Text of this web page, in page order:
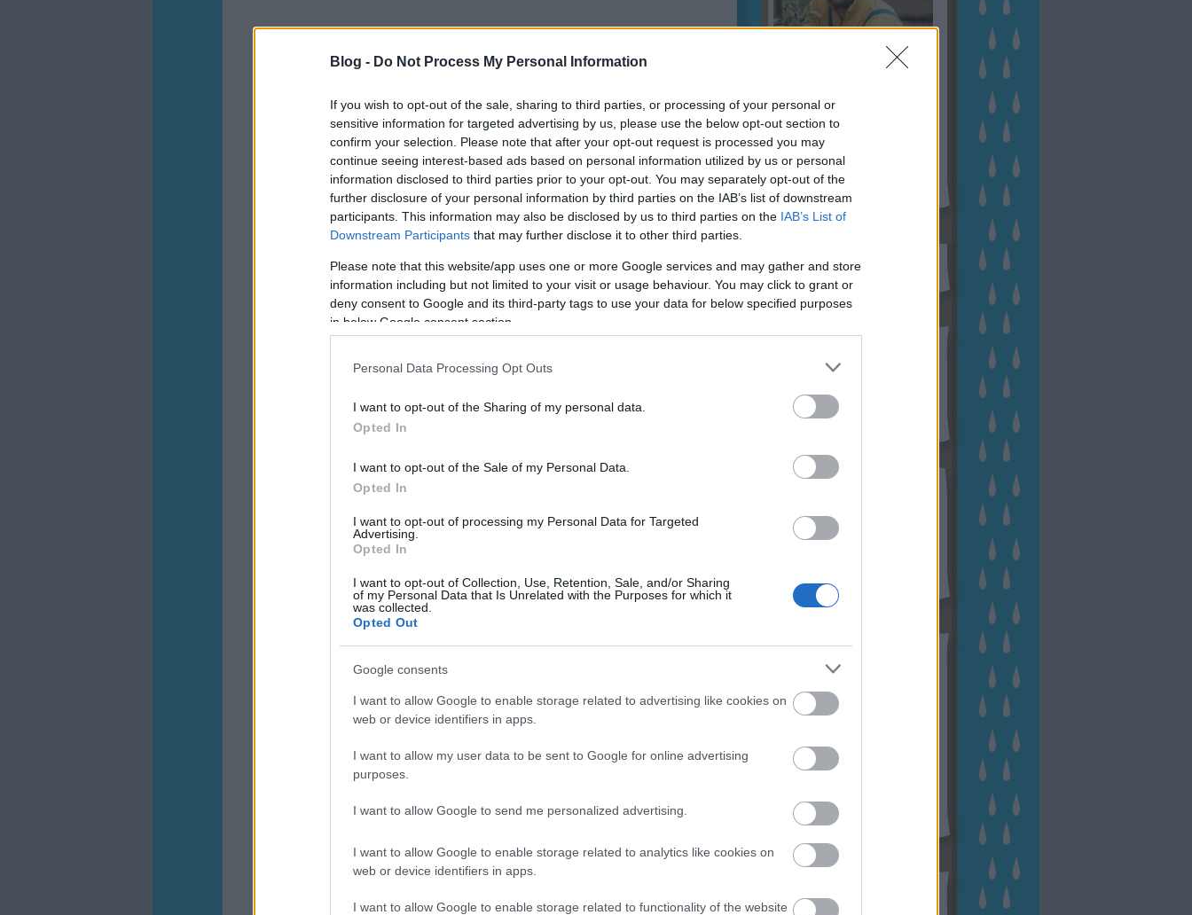
Blog - Do Not Process My Personal Information
If you wish to opt-out of the sale, sharing to third parties, or processing of your personal or
sensitive information for targeted advertising by us, please use the below opt-out section to
confirm your selection. Please note that after your opt-out request is processed you may
continue seeing interest-based ads based on personal information utilized by us or personal
information disclosed to third parties prior to your opt-out. You may separately opt-out of the
further disclosure of your personal information by third parties on the IAB’s list of downstream
participants. This information may also be disclosed by us to third parties on the IAB’s List of
Downstream Participants that may further disclose it to other third parties.
Please note that this website/app uses one or more Google services and may gather and store
information including but not limited to your visit or usage behaviour. You may click to grant or
deny consent to Google and its third-party tags to use your data for below specified purposes
in below Google consent section.
Personal Data Processing Opt Outs
I want to opt-out of the Sharing of my personal data.
Opted In
I want to opt-out of the Sale of my Personal Data.
Opted In
I want to opt-out of processing my Personal Data for Targeted
Advertising.
Opted In
I want to opt-out of Collection, Use, Retention, Sale, and/or Sharing
of my Personal Data that Is Unrelated with the Purposes for which it
was collected.
Opted Out
Google consents
I want to allow Google to enable storage related to advertising like cookies on
web or device identifiers in apps.
I want to allow my user data to be sent to Google for online advertising
purposes.
I want to allow Google to send me personalized advertising.
I want to allow Google to enable storage related to analytics like cookies on
web or device identifiers in apps.
I want to allow Google to enable storage related to functionality of the website
Kertészete
Hírlevél feliratkozás
Archívum
2022 november
2022 szeptember
2022 augusztus
2022 április (
2021 december
2021 október